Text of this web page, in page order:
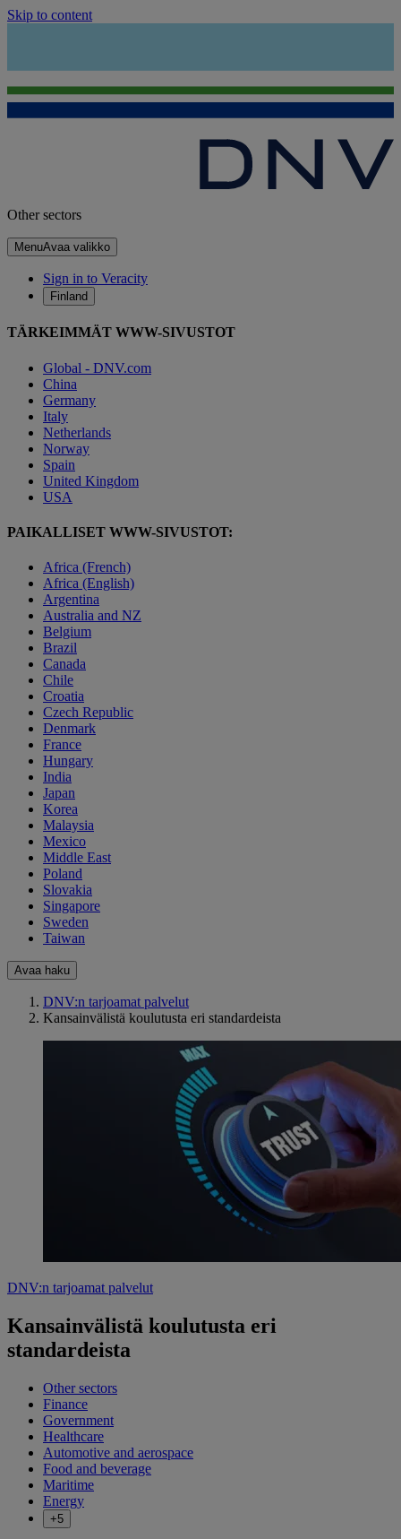
Skip to content
Other sectors
MenuAvaa valikko
Sign in to Veracity
Finland
TÄRKEIMMÄT WWW-SIVUSTOT
Global - DNV.com
China
Germany
Italy
Netherlands
Norway
Spain
United Kingdom
USA
PAIKALLISET WWW-SIVUSTOT:
Africa (French)
Africa (English)
Argentina
Australia and NZ
Belgium
Brazil
Canada
Chile
Croatia
Czech Republic
Denmark
France
Hungary
India
Japan
Korea
Malaysia
Mexico
Middle East
Poland
Slovakia
Singapore
Sweden
Taiwan
Avaa haku
DNV:n tarjoamat palvelut
Kansainvälistä koulutusta eri standardeista
DNV:n tarjoamat palvelut
Kansainvälistä koulutusta eri
standardeista
Other sectors
Finance
Government
Healthcare
Automotive and aerospace
Food and beverage
Maritime
Energy
+5